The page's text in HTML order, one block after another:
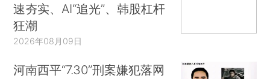
速夯实、AI“追光”、韩股杠杆
狂潮
2026年08月09日
河南西平“7.30”刑案嫌犯落网